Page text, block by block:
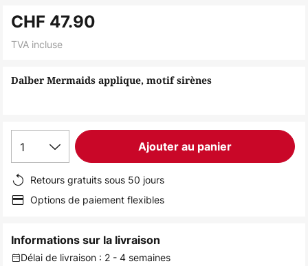
to
the
of
gallery
Dalber Mermaids applique, motif sirènes
CHF 47.90
TVA incluse
1 Ajouter au panier
Retours gratuits sous 50 jours
Options de paiement flexibles
Informations sur la livraison
Délai de livraison : 2 - 4 semaines